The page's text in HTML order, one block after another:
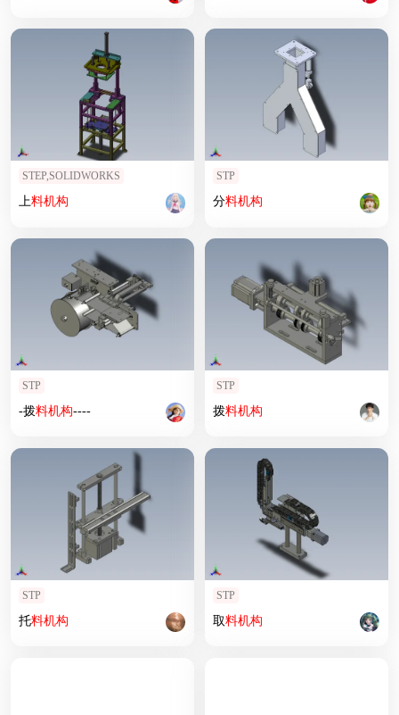
STEP,SOLIDWORKS
上料机构
STP
分料机构
STP
-拨料机构----
STP
拨料机构
STP
托料机构
STP
取料机构